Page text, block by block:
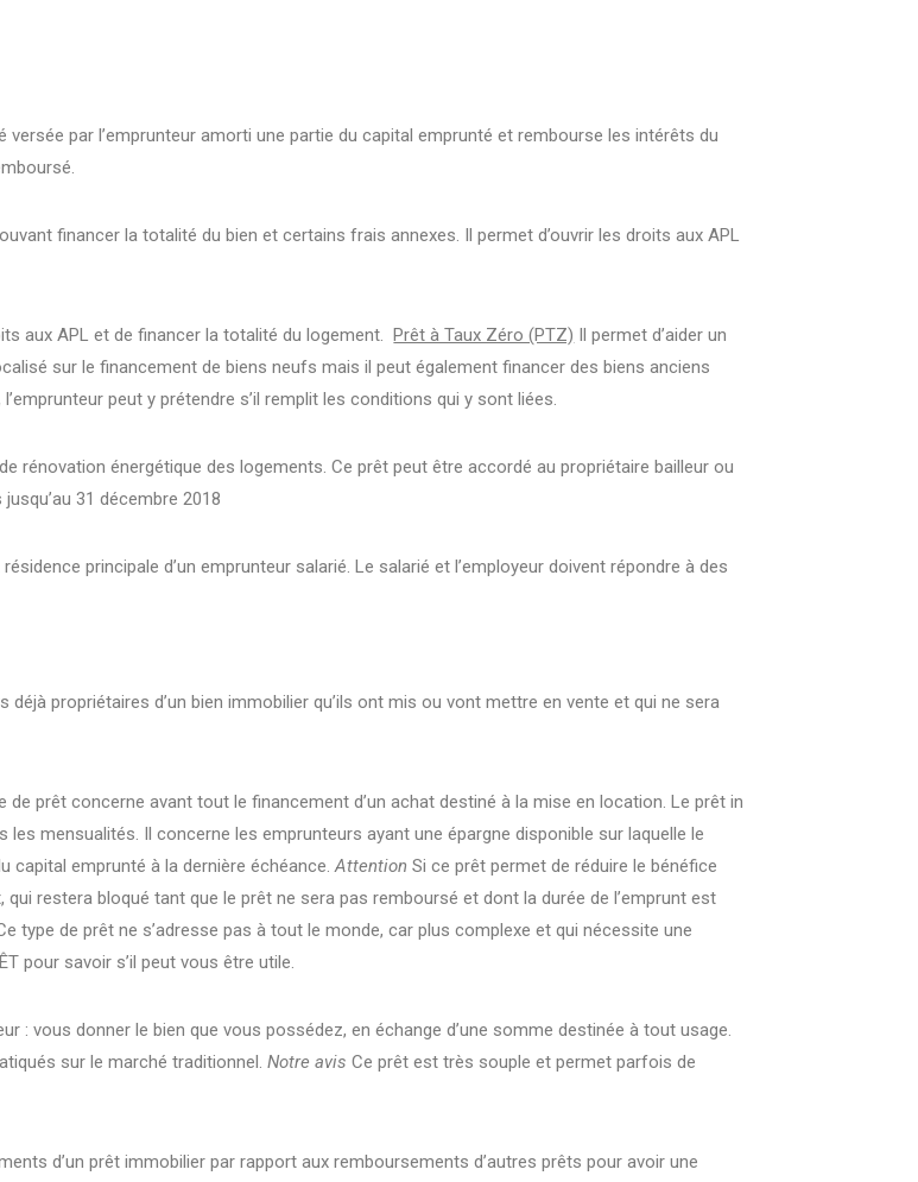
par l’emprunteur amorti une partie du capital emprunté et rembourse les intérêts du
financer la totalité du bien et certains frais annexes. Il permet d’ouvrir les droits aux APL
aux APL et de financer la totalité du logement. Prêt à Taux Zéro (PTZ) Il permet d’aider un
sur le financement de biens neufs mais il peut également financer des biens anciens
peut y prétendre s’il remplit les conditions qui y sont liées.
rénovation énergétique des logements. Ce prêt peut être accordé au propriétaire bailleur ou
31 décembre 2018
principale d’un emprunteur salarié. Le salarié et l’employeur doivent répondre à des
propriétaires d’un bien immobilier qu’ils ont mis ou vont mettre en vente et qui ne sera
prêt concerne avant tout le financement d’un achat destiné à la mise en location. Le prêt in
mensualités. Il concerne les emprunteurs ayant une épargne disponible sur laquelle le
capital emprunté à la dernière échéance.AttentionSi ce prêt permet de réduire le bénéfice
restera bloqué tant que le prêt ne sera pas remboursé et dont la durée de l’emprunt est
type de prêt ne s’adresse pas à tout le monde, car plus complexe et qui nécessite une
pour savoir s’il peut vous être utile.
: vous donner le bien que vous possédez, en échange d’une somme destinée à tout usage.
sur le marché traditionnel.Notre avisCe prêt est très souple et permet parfois de
d’un prêt immobilier par rapport aux remboursements d’autres prêts pour avoir une